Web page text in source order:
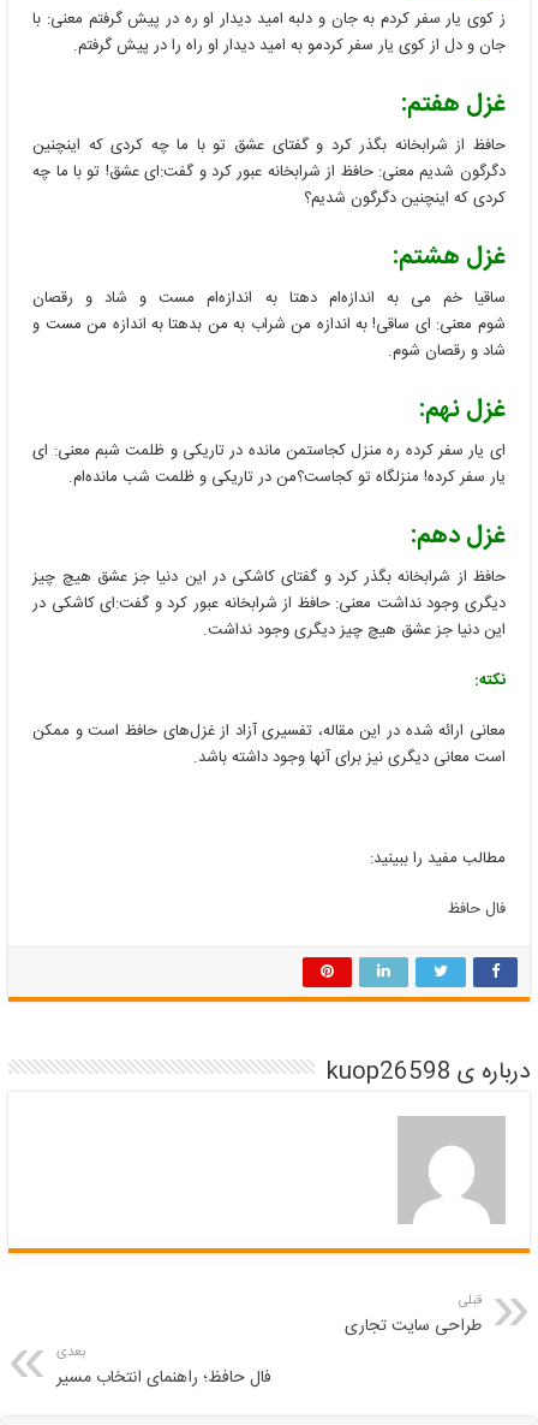
ز کوی یار سفر کردم به جان و دلبه امید دیدار او ره در پیش گرفتم معنی: با
جان و دل از کوی یار سفر کردمو به امید دیدار او راه را در پیش گرفتم.
غزل هفتم:
حافظ از شرابخانه بگذر کرد و گفتای عشق تو با ما چه کردی که اینچنین
دگرگون شدیم معنی: حافظ از شرابخانه عبور کرد و گفت:ای عشق! تو با ما چه
کردی که اینچنین دگرگون شدیم؟
غزل هشتم:
ساقیا خم می به اندازه‌ام دهتا به اندازه‌ام مست و شاد و رقصان
شوم معنی: ای ساقی! به اندازه من شراب به من بدهتا به اندازه من مست و
شاد و رقصان شوم.
غزل نهم:
ای یار سفر کرده ره منزل کجاستمن مانده در تاریکی و ظلمت شبم معنی: ای
یار سفر کرده! منزلگاه تو کجاست؟من در تاریکی و ظلمت شب مانده‌ام.
غزل دهم:
حافظ از شرابخانه بگذر کرد و گفتای کاشکی در این دنیا جز عشق هیچ چیز
دیگری وجود نداشت معنی: حافظ از شرابخانه عبور کرد و گفت:ای کاشکی در
این دنیا جز عشق هیچ چیز دیگری وجود نداشت.
نکته:
معانی ارائه شده در این مقاله، تفسیری آزاد از غزل‌های حافظ است و ممکن
است معانی دیگری نیز برای آنها وجود داشته باشد.
مطالب مفید را ببینید:
فال حافظ
درباره ی kuop26598
قبلی
طراحی سایت تجاری
بعدی
فال حافظ؛ راهنمای انتخاب مسیر